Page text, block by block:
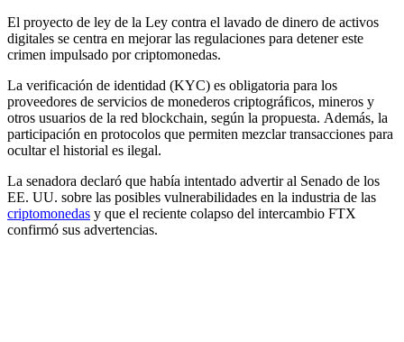
El proyecto de ley de la Ley contra el lavado de dinero de activos
digitales se centra en mejorar las regulaciones para detener este
crimen impulsado por criptomonedas.
La verificación de identidad (KYC) es obligatoria para los
proveedores de servicios de monederos criptográficos, mineros y
otros usuarios de la red blockchain, según la propuesta. Además, la
participación en protocolos que permiten mezclar transacciones para
ocultar el historial es ilegal.
La senadora declaró que había intentado advertir al Senado de los
EE. UU. sobre las posibles vulnerabilidades en la industria de las
criptomonedas y que el reciente colapso del intercambio FTX
confirmó sus advertencias.